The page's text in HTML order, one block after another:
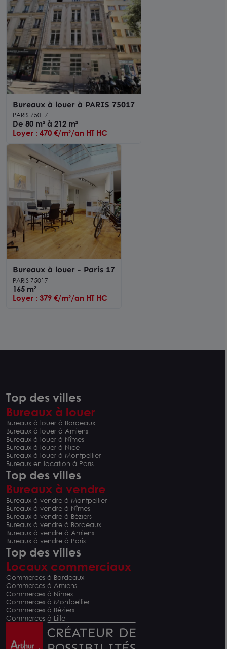
Bureaux à louer à PARIS 75017
PARIS 75017
De 80 m² à 212 m²
Loyer : 470 €/m²/an HT HC
Bureaux à louer - Paris 17
PARIS 75017
165 m²
Loyer : 379 €/m²/an HT HC
Top des villes
Bureaux à louer
Bureaux à louer à Bordeaux
Bureaux à louer à Amiens
Bureaux à louer à Nîmes
Bureaux à louer à Nice
Bureaux à louer à Montpellier
Bureaux en location à Paris
Top des villes
Bureaux à vendre
Bureaux à vendre à Montpellier
Bureaux à vendre à Nîmes
Bureaux à vendre à Béziers
Bureaux à vendre à Bordeaux
Bureaux à vendre à Amiens
Bureaux à vendre à Paris
Top des villes
Locaux commerciaux
Commerces à Bordeaux
Commerces à Amiens
Commerces à Nîmes
Commerces à Montpellier
Commerces à Béziers
Commerces à Lille